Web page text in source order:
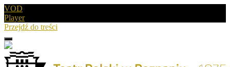
VOD
Player
Przejdź do treści
Menu
Drugie
logo